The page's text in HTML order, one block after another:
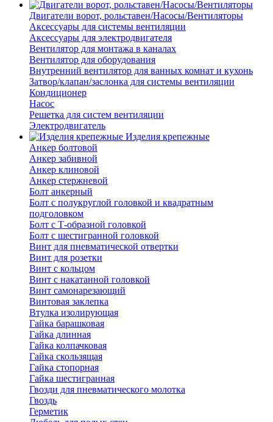
Двигатели ворот, рольставен/Насосы/Вентиляторы
Аксессуары для системы вентиляции
Аксессуары для электродвигателя
Вентилятор для монтажа в каналах
Вентилятор для оборудования
Внутренний вентилятор для ванных комнат и кухонь
Затвор/клапан/заслонка для системы вентиляции
Кондиционер
Насос
Решетка для систем вентиляции
Электродвигатель
Изделия крепежные
Анкер болтовой
Анкер забивной
Анкер клиновой
Анкер стержневой
Болт анкерный
Болт с полукруглой головкой и квадратным
подголовком
Болт с Т-образной головкой
Болт с шестигранной головкой
Винт для пневматической отвертки
Винт для розетки
Винт с кольцом
Винт с накатанной головкой
Винт самонарезающий
Винтовая заклепка
Втулка изолирующая
Гайка барашковая
Гайка длинная
Гайка колпачковая
Гайка скользящая
Гайка стопорная
Гайка шестигранная
Гвозди для пневматического молотка
Гвоздь
Герметик